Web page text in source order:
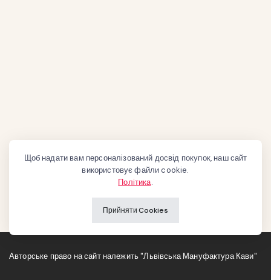
Авторське право на сайт належить "Львівська Мануфактура Кави"
Щоб надати вам персоналізований досвід покупок, наш сайт
використовує файли cookie.
Політика.
Прийняти Cookies